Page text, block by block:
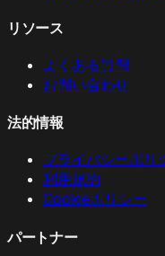
リソース
よくある質問
お問い合わせ
法的情報
プライバシーポリ
利用規約
Cookieポリシー
パートナー